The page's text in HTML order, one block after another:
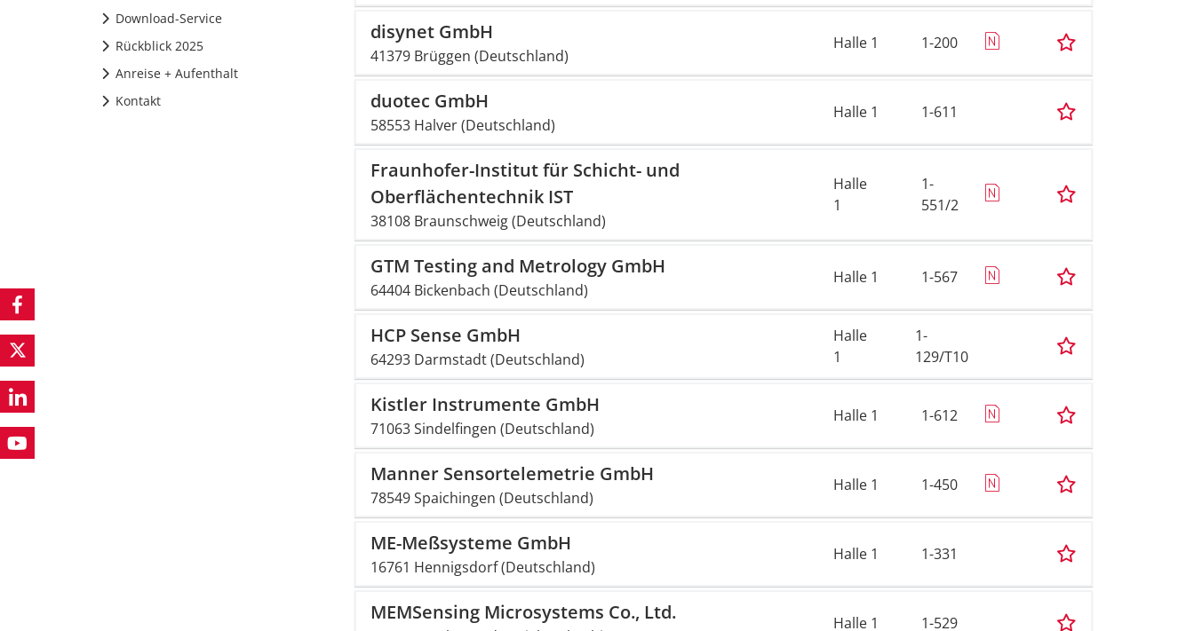
Download-Service
Rückblick 2025
Anreise + Aufenthalt
Kontakt
disynet GmbH
41379 Brüggen (Deutschland)
Halle 1 1-200
duotec GmbH
58553 Halver (Deutschland)
Halle 1 1-611
Fraunhofer-Institut für Schicht- und
Oberflächentechnik IST
38108 Braunschweig (Deutschland)
Halle
1
1-
551/2
GTM Testing and Metrology GmbH
64404 Bickenbach (Deutschland)
Halle 1 1-567
HCP Sense GmbH
64293 Darmstadt (Deutschland)
Halle
1
1-
129/T10
Kistler Instrumente GmbH
71063 Sindelfingen (Deutschland)
Halle 1 1-612
Manner Sensortelemetrie GmbH
78549 Spaichingen (Deutschland)
Halle 1 1-450
ME-Meßsysteme GmbH
16761 Hennigsdorf (Deutschland)
Halle 1 1-331
MEMSensing Microsystems Co., Ltd. Halle 1 1-529